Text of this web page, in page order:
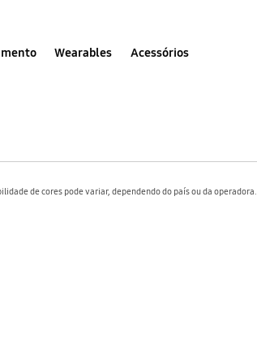
Wearables Acessórios
de cores pode variar, dependendo do país ou da operadora.